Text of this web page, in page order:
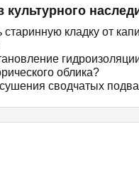
культурного
кладку от
облика?
сводчатых